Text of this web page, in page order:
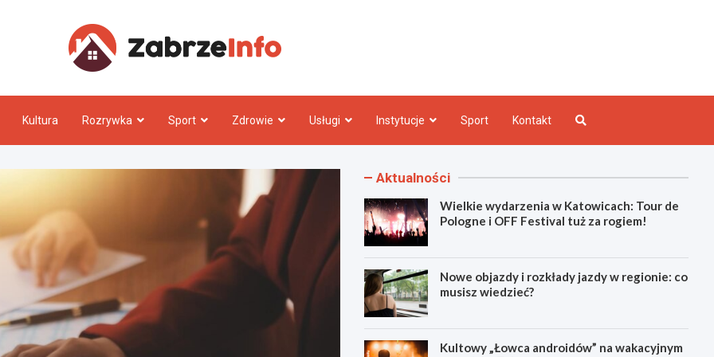
Kultura Rozrywka Sport Zdrowie Usługi Instytucje Sport Kontakt
Aktualności
Wielkie wydarzenia w Katowicach: Tour de
Pologne i OFF Festival tuż za rogiem!
Nowe objazdy i rozkłady jazdy w regionie: co
musisz wiedzieć?
Kultowy „Łowca androidów” na wakacyjnym